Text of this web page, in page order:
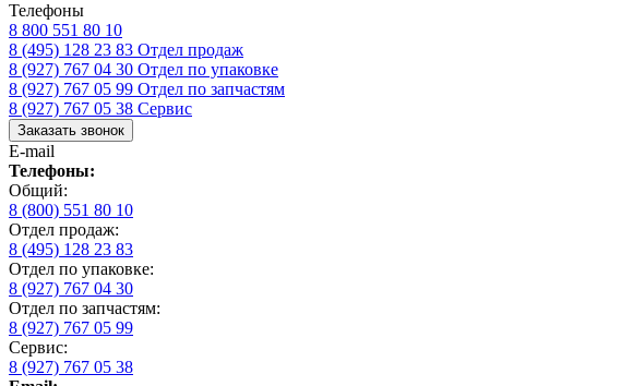
Телефоны
8 800 551 80 10
8 (495) 128 23 83 Отдел продаж
8 (927) 767 04 30 Отдел по упаковке
8 (927) 767 05 99 Отдел по запчастям
8 (927) 767 05 38 Сервис
Заказать звонок
E-mail
Телефоны:
Общий:
8 (800) 551 80 10
Отдел продаж:
8 (495) 128 23 83
Отдел по упаковке:
8 (927) 767 04 30
Отдел по запчастям:
8 (927) 767 05 99
Сервис:
8 (927) 767 05 38